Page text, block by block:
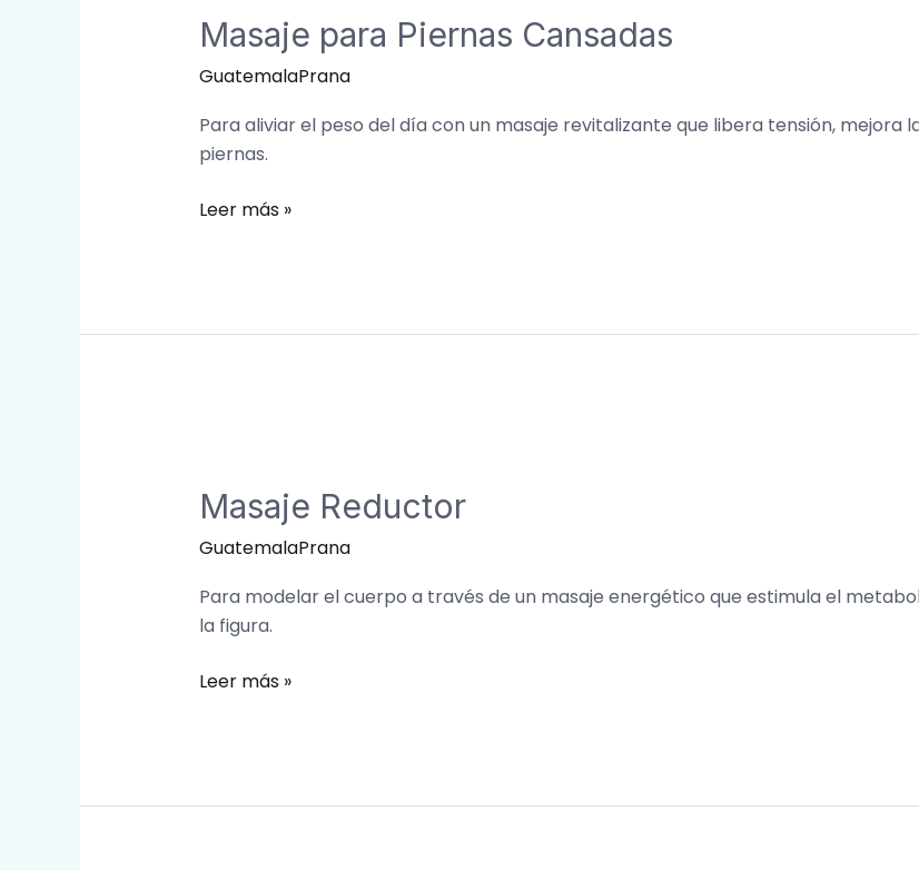
Masaje para Piernas Cansadas
GuatemalaPrana
Para aliviar el peso del día con un masaje revitalizante que libera tensión, mejora
piernas.
Piernas
Cansadas
Leer más »
Masaje Reductor
GuatemalaPrana
Para modelar el cuerpo a través de un masaje energético que estimula el
la figura.
Leer más »